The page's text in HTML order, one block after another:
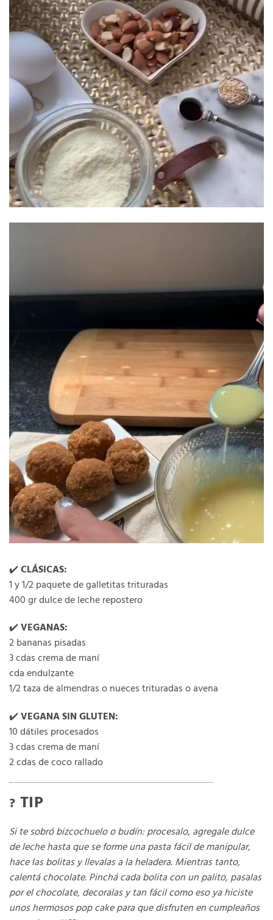
✔️ CLÁSICAS:
1 y 1/2 paquete de galletitas trituradas
400 gr dulce de leche repostero
✔️ VEGANAS:
2 bananas pisadas
3 cdas crema de maní
cda endulzante
1/2 taza de almendras o nueces trituradas o avena
✔️ VEGANA SIN GLUTEN:
10 dátiles procesados
3 cdas crema de maní
2 cdas de coco rallado
? TIP
Si te sobró bizcochuelo o budín: procesalo, agregale dulce
de leche hasta que se forme una pasta fácil de manipular,
hace las bolitas y llevalas a la heladera. Mientras tanto,
calentá chocolate. Pinchá cada bolita con un palito, pasalas
por el chocolate, decoralas y tan fácil como eso ya hiciste
unos hermosos pop cake para que disfruten en cumpleaños